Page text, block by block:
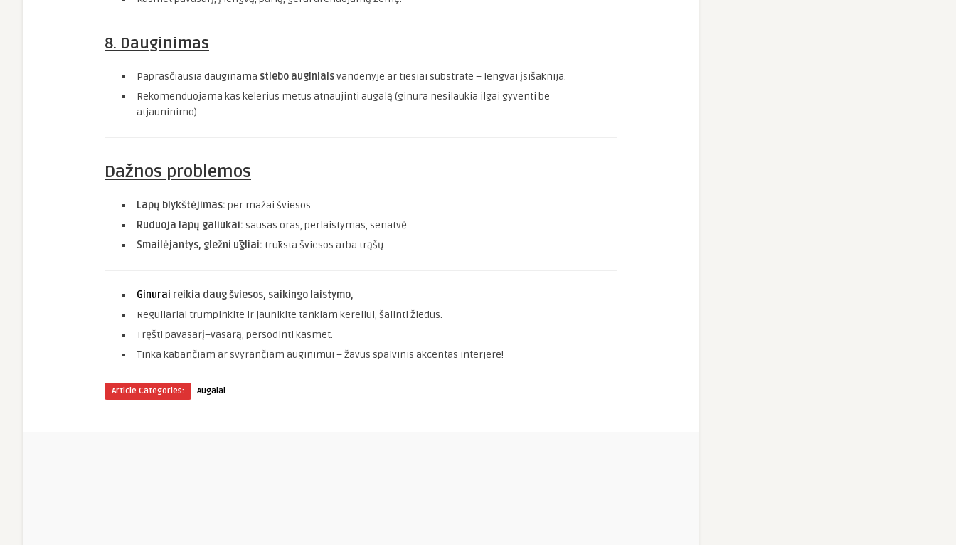
8. Dauginimas
Paprasčiausia dauginama stiebo auginiaisvandenyje ar tiesiai substrate – lengvai įsišaknija.
Rekomenduojama kas kelerius metus atnaujinti augalą (ginura nesilaukia ilgai gyventi be
atjauninimo).
Dažnos problemos
Lapų blykštėjimas: per mažai šviesos.
Ruduoja lapų galiukai: sausas oras, perlaistymas, senatvė.
Smailėjantys, gležni ūgliai: trūksta šviesos arba trąšų.
Ginurai reikia daug šviesos, saikingo laistymo,
Reguliariai trumpinkite ir jaunikite tankiam kereliui, šalinti žiedus.
Tręšti pavasarį–vasarą, persodinti kasmet.
Tinka kabančiam ar svyrančiam auginimui – žavus spalvinis akcentas interjere!
Article Categories: Augalai